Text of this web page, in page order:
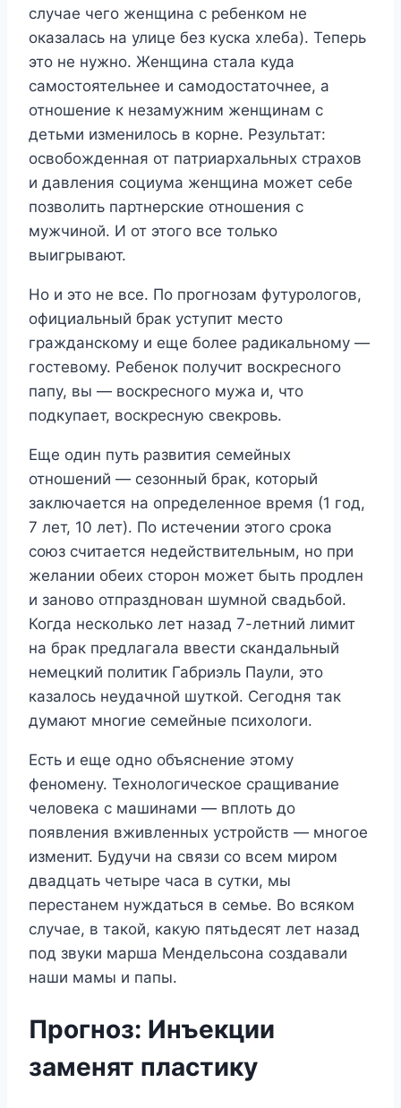
случае чего женщина с ребенком не
оказалась на улице без куска хлеба). Теперь
это не нужно. Женщина стала куда
самостоятельнее и самодостаточнее, а
отношение к незамужним женщинам с
детьми изменилось в корне. Результат:
освобожденная от патриархальных страхов
и давления социума женщина может себе
позволить партнерские отношения с
мужчиной. И от этого все только
выигрывают.
Но и это не все. По прогнозам футурологов,
официальный брак уступит место
гражданскому и еще более радикальному —
гостевому. Ребенок получит воскресного
папу, вы — воскресного мужа и, что
подкупает, воскресную свекровь.
Еще один путь развития семейных
отношений — сезонный брак, который
заключается на определенное время (1 год,
7 лет, 10 лет). По истечении этого срока
союз считается недействительным, но при
желании обеих сторон может быть продлен
и заново отпразднован шумной свадьбой.
Когда несколько лет назад 7-летний лимит
на брак предлагала ввести скандальный
немецкий политик Габриэль Паули, это
казалось неудачной шуткой. Сегодня так
думают многие семейные психологи.
Есть и еще одно объяснение этому
феномену. Технологическое сращивание
человека с машинами — вплоть до
появления вживленных устройств — многое
изменит. Будучи на связи со всем миром
двадцать четыре часа в сутки, мы
перестанем нуждаться в семье. Во всяком
случае, в такой, какую пятьдесят лет назад
под звуки марша Мендельсона создавали
наши мамы и папы.
Прогноз: Инъекции
заменят пластику